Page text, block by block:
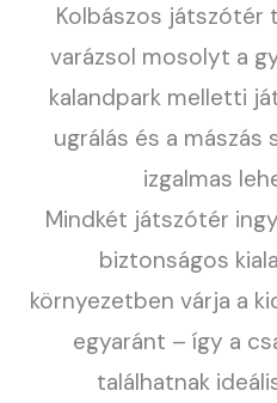
Kolbászos játszótér
varázsol mosolyt a
kalandpark melletti
ugrálás és a mászás
izgalmas
Mindkét játszótér
biztonságos
környezetben várja a
egyaránt – így a
találhatnak